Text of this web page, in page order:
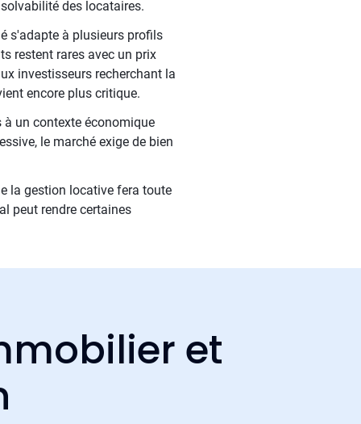
des locataires.
s'adapte à plusieurs profils
restent rares avec un prix
investisseurs recherchant la
encore plus critique.
à un contexte économique
le marché exige de bien
la gestion locative fera toute
peut rendre certaines
et